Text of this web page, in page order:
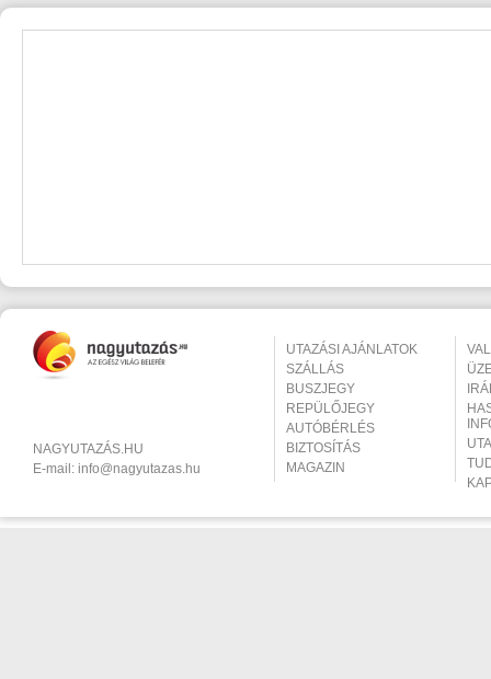
NAGYUTAZÁS.HU
E-mail: info@nagyutazas.hu
UTAZÁSI AJÁNLATOK
SZÁLLÁS
BUSZJEGY
REPÜLŐJEGY
AUTÓBÉRLÉS
BIZTOSÍTÁS
MAGAZIN